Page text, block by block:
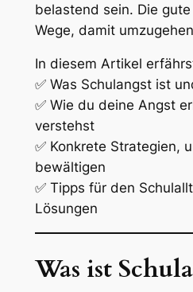
belastend sein. Die
Wege, damit
In diesem Artikel
✅ Was Schulangst ist
✅ Wie du deine Angst
verstehst
✅ Konkrete Strategien,
bewältigen
✅ Tipps für den
Lösungen
Was ist